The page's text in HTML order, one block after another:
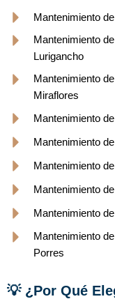
Mantenimiento
Mantenimiento
Lurigancho
Mantenimiento
Miraflores
Mantenimiento
Mantenimiento
Mantenimiento
Mantenimiento
Mantenimiento
Mantenimiento
Porres
💡 ¿Por Qué